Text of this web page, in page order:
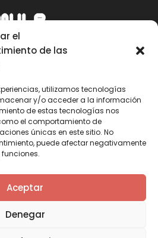
el
de las
utilizamos tecnologías
y/o acceder a la información
de estas tecnologías nos
el comportamiento de
únicas en este sitio. No
puede afectar negativamente
Aceptar
Denegar
Email
redes sociales
T
w
i
t
Y
o
u
t
n